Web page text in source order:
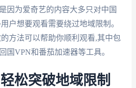
因为爱奇艺的内容大多只对中国
户想要观看需要绕过地域限制。
方法可以帮助你顺利观看,其中包
国VPN和番茄加速器等工具。
松突破地域限制